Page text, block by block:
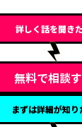
詳しく話を聞き
無料で相談
まずは詳細が知り